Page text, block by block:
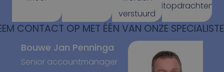
verstuurd
ritopdrachten.
CONTACT OP MET ÉÉN VAN ONZE
Bouwe Jan Penninga
Senior accountmanager